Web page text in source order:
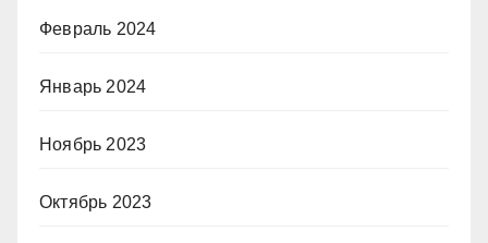
Февраль 2024
Январь 2024
Ноябрь 2023
Октябрь 2023